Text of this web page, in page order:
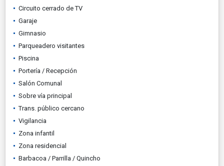
Circuito cerrado de TV
Garaje
Gimnasio
Parqueadero visitantes
Piscina
Portería / Recepción
Salón Comunal
Sobre vía principal
Trans. público cercano
Vigilancia
Zona infantil
Zona residencial
Barbacoa / Parrilla / Quincho